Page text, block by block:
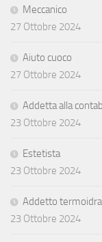
Meccanico
27 Ottobre 2024
Aiuto cuoco
27 Ottobre 2024
Addetta alla
23 Ottobre 2024
Estetista
23 Ottobre 2024
Addetto
23 Ottobre 2024